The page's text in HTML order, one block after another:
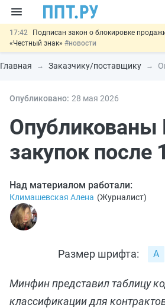
17:42
Подписан закон о блокировке
«Честный знак» #новости
17:17 Дистанционную работу беременных
15:25 Изменят правила контроля за
11:31
Важно
Разработают единые
отношений #новости
Главная Заказчику/поставщику
Опубликовано: 28 мая 2026
Опубликованы
закупок после
Над материалом работали:
Климашевская Алена (Журналист)
Размер шрифта:
Минфин представил таблицу
классификации для